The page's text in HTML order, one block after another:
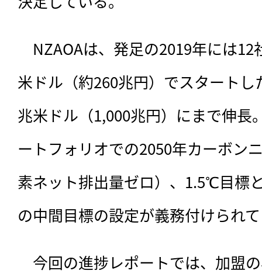
NZAOAは、発足の2019年には12
米ドル（約260兆円）でスタート
兆米ドル（1,000兆円）にまで伸長
ートフォリオでの2050年カーボン
素ネット排出量ゼロ）、1.5℃目標
の中間目標の設定が義務付けられ
今回の進捗レポートでは、 加盟